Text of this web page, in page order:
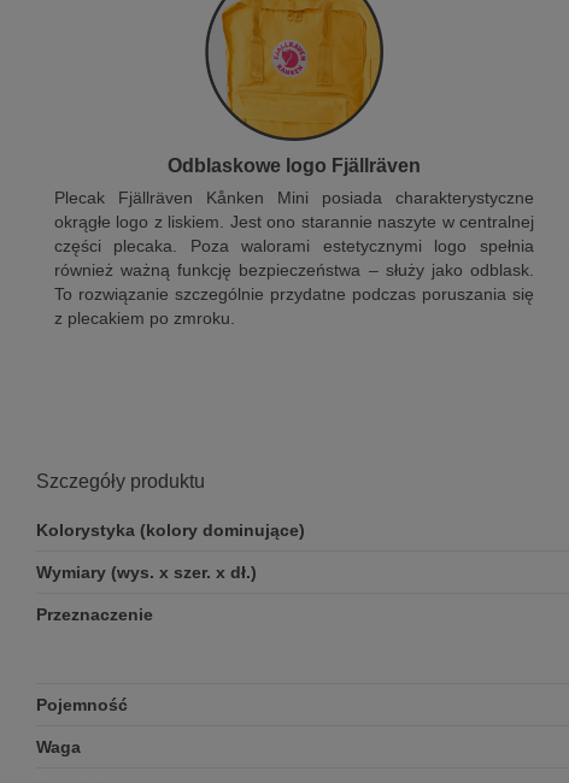
Odblaskowe logo Fjällräven
Plecak Fjällräven Kånken Mini posiada charakterystyczne
okrągłe logo z liskiem. Jest ono starannie naszyte w centralnej
części plecaka. Poza walorami estetycznymi logo spełnia
również ważną funkcję bezpieczeństwa – służy jako odblask.
To rozwiązanie szczególnie przydatne podczas poruszania się
z plecakiem po zmroku.
Szczegóły produktu
Kolorystyka (kolory dominujące)
Wymiary (wys. x szer. x dł.)
Przeznaczenie
Pojemność
Waga